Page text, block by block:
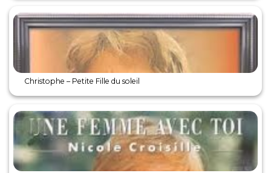
Christophe – Petite Fille du soleil